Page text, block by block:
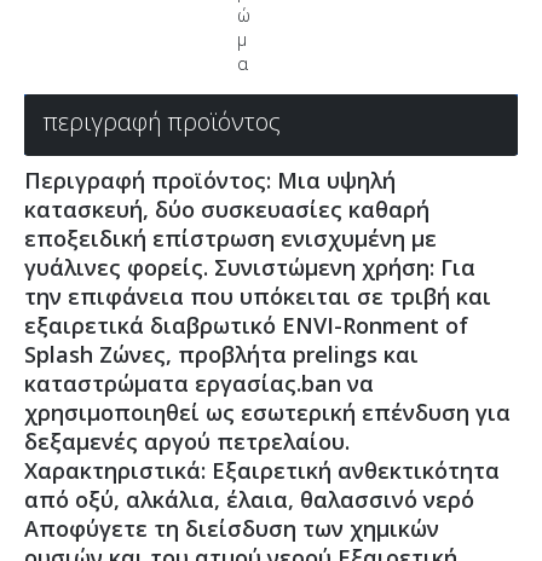
ώ
μ
α
περιγραφή προϊόντος
Περιγραφή προϊόντος: Μια υψηλή
κατασκευή, δύο συσκευασίες καθαρή
εποξειδική επίστρωση ενισχυμένη με
γυάλινες φορείς. Συνιστώμενη χρήση: Για
την επιφάνεια που υπόκειται σε τριβή και
εξαιρετικά διαβρωτικό ENVI-Ronment of
Splash Ζώνες, προβλήτα prelings και
καταστρώματα εργασίας.ban να
χρησιμοποιηθεί ως εσωτερική επένδυση για
δεξαμενές αργού πετρελαίου.
Χαρακτηριστικά: Εξαιρετική ανθεκτικότητα
από οξύ, αλκάλια, έλαια, θαλασσινό νερό
Αποφύγετε τη διείσδυση των χημικών